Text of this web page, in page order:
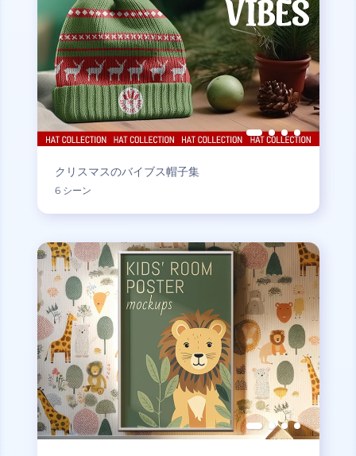
クリスマスのバイブス帽子集
6 シーン